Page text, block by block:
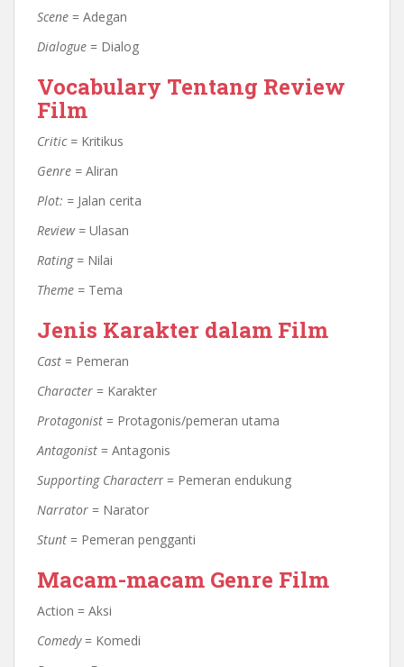
Scene = Adegan
Dialogue = Dialog
Vocabulary Tentang Review
Film
Critic = Kritikus
Genre = Aliran
Plot: = Jalan cerita
Review = Ulasan
Rating = Nilai
Theme = Tema
Jenis Karakter dalam Film
Cast = Pemeran
Character = Karakter
Protagonist = Protagonis/pemeran utama
Antagonist = Antagonis
Supporting Characterr = Pemeran endukung
Narrator = Narator
Stunt = Pemeran pengganti
Macam-macam Genre Film
Action = Aksi
Comedy= Komedi